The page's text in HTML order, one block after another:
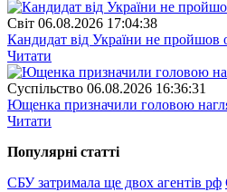
Свiт 06.08.2026 17:04:38
Кандидат від України не пройшов
Читати
Суспiльство 06.08.2026 16:36:31
Ющенка призначили головою
Читати
Популярнi статтi
СБУ затримала ще двох агентів рф